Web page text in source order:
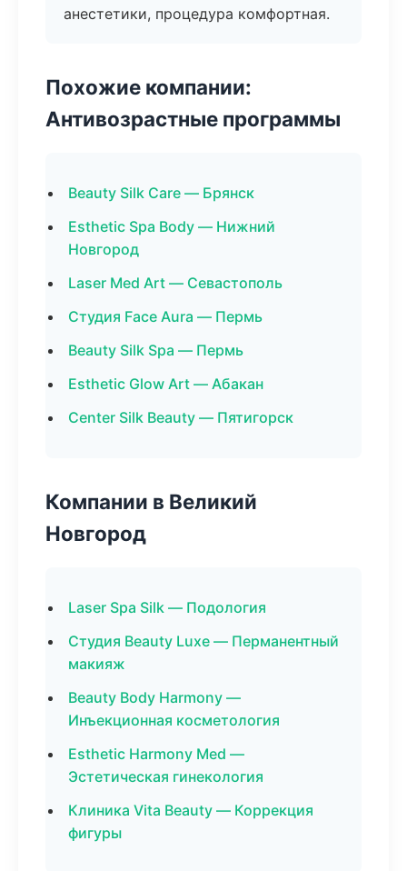
анестетики, процедура комфортная.
Похожие компании:
Антивозрастные программы
Beauty Silk Care — Брянск
Esthetic Spa Body — Нижний
Новгород
Laser Med Art — Севастополь
Студия Face Aura — Пермь
Beauty Silk Spa — Пермь
Esthetic Glow Art — Абакан
Center Silk Beauty — Пятигорск
Компании в Великий
Новгород
Laser Spa Silk — Подология
Студия Beauty Luxe — Перманентный
макияж
Beauty Body Harmony —
Инъекционная косметология
Esthetic Harmony Med —
Эстетическая гинекология
Клиника Vita Beauty — Коррекция
фигуры